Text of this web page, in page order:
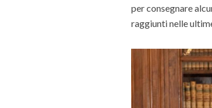
per consegnare
raggiunti nelle